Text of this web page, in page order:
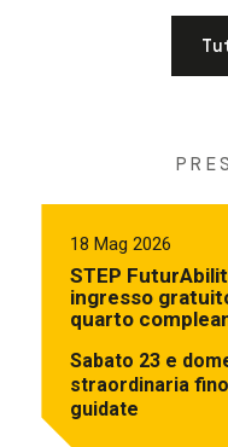
18 Mag 2026
STEP
ingresso
quarto
Sabato 23 e
straordinaria
guidate